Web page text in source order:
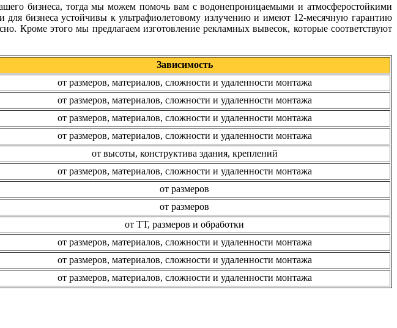
бизнеса, тогда мы можем помочь вам с водонепроницаемыми и атмосферостойкими
бизнеса устойчивы к ультрафиолетовому излучению и имеют 12-месячную гарантию
Кроме этого мы предлагаем изготовление рекламных вывесок, которые соответствуют
Зависимость
от размеров, материалов, сложности и удаленности монтажа
от размеров, материалов, сложности и удаленности монтажа
от размеров, материалов, сложности и удаленности монтажа
от размеров, материалов, сложности и удаленности монтажа
от высоты, конструктива здания, креплений
от размеров, материалов, сложности и удаленности монтажа
от размеров
от размеров
от ТТ, размеров и обработки
от размеров, материалов, сложности и удаленности монтажа
от размеров, материалов, сложности и удаленности монтажа
от размеров, материалов, сложности и удаленности монтажа